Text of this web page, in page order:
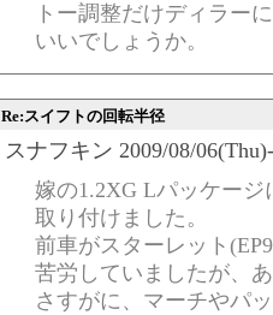
トー調整だけディラー
いいでしょうか。
Re:スイフトの回転半径
スナフキン 2009/08/
嫁の1.2XG Lパッケー
取り付けました。
前車がスターレット
苦労していましたが、
さすがに、マーチやパ